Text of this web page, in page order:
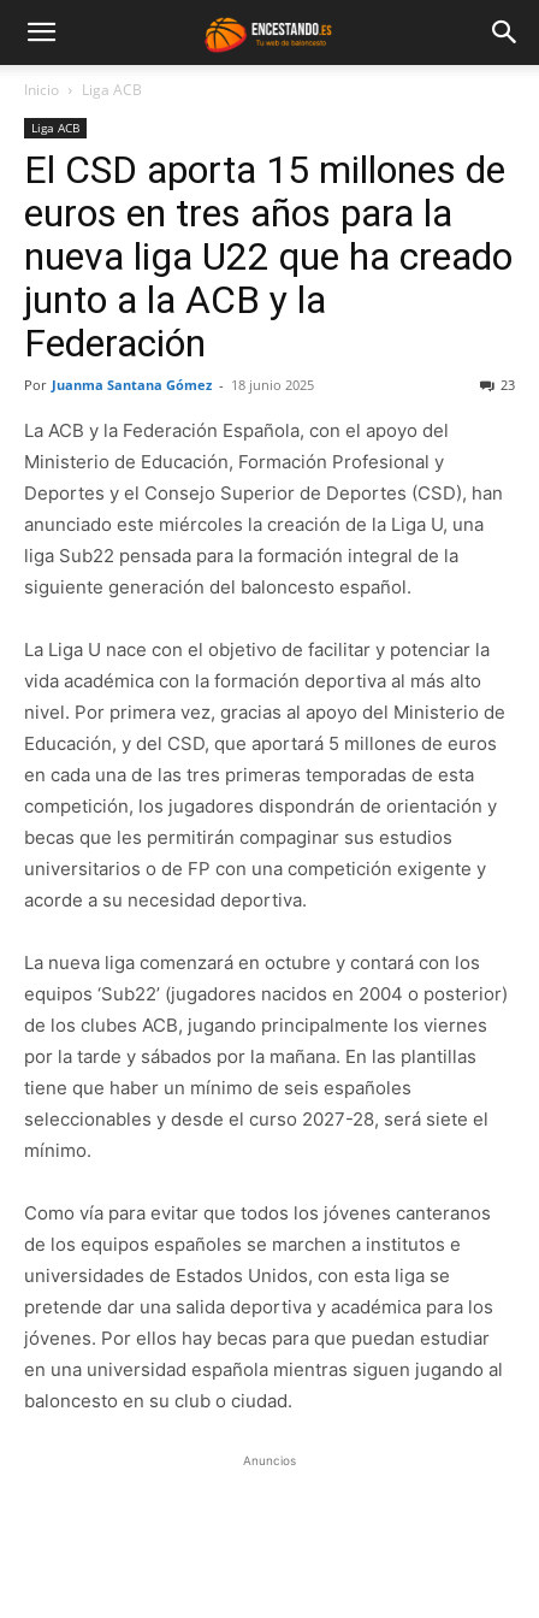
Inicio Liga ACB
Liga ACB
El CSD aporta 15 millones de
euros en tres años para la
nueva liga U22 que ha creado
junto a la ACB y la
Federación
Por Juanma Santana Gómez - 18 junio 2025 23
La ACB y la Federación Española, con el apoyo del
Ministerio de Educación, Formación Profesional y
Deportes y el Consejo Superior de Deportes (CSD), han
anunciado este miércoles la creación de la Liga U, una
liga Sub22 pensada para la formación integral de la
siguiente generación del baloncesto español.
La Liga U nace con el objetivo de facilitar y potenciar la
vida académica con la formación deportiva al más alto
nivel. Por primera vez, gracias al apoyo del Ministerio de
Educación, y del CSD, que aportará 5 millones de euros
en cada una de las tres primeras temporadas de esta
competición, los jugadores dispondrán de orientación y
becas que les permitirán compaginar sus estudios
universitarios o de FP con una competición exigente y
acorde a su necesidad deportiva.
La nueva liga comenzará en octubre y contará con los
equipos ‘Sub22’ (jugadores nacidos en 2004 o posterior)
de los clubes ACB, jugando principalmente los viernes
por la tarde y sábados por la mañana. En las plantillas
tiene que haber un mínimo de seis españoles
seleccionables y desde el curso 2027-28, será siete el
mínimo.
Como vía para evitar que todos los jóvenes canteranos
de los equipos españoles se marchen a institutos e
universidades de Estados Unidos, con esta liga se
pretende dar una salida deportiva y académica para los
jóvenes. Por ellos hay becas para que puedan estudiar
en una universidad española mientras siguen jugando al
baloncesto en su club o ciudad.
Anuncios